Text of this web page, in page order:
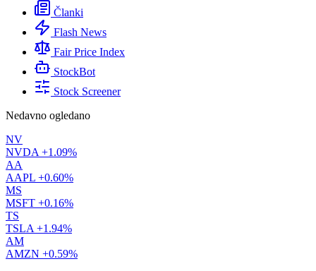
Članki
Flash News
Fair Price Index
StockBot
Stock Screener
Nedavno ogledano
NV
NVDA +1.09%
AA
AAPL +0.60%
MS
MSFT +0.16%
TS
TSLA +1.94%
AM
AMZN +0.59%